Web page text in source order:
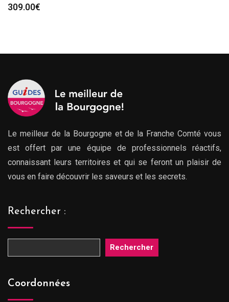
309.00€
Le meilleur de la Bourgogne et de la Franche Comté vous
est offert par une équipe de professionnels réactifs,
connaissant leurs territoires et qui se feront un plaisir de
vous en faire découvrir les saveurs et les secrets.
Rechercher :
Rechercher
Coordonnées